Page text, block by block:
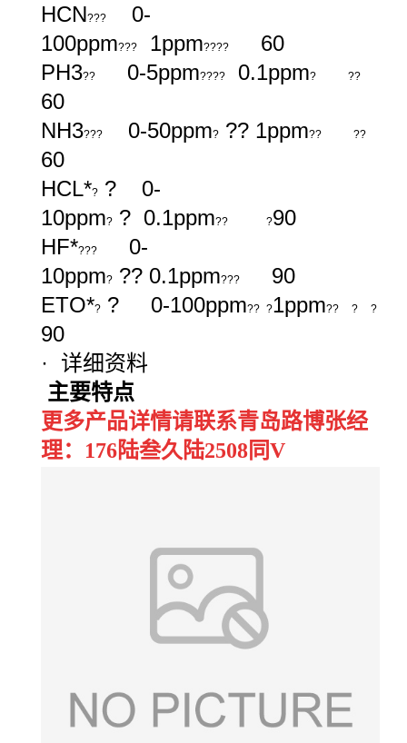
HCN???
0-
100ppm??? 1ppm????
60
PH3?? 0-5ppm???? 0.1ppm? ??
60
NH3??? 0-50ppm? ?? 1ppm?? ??
60
HCL*? ? 0-
10ppm? ? 0.1ppm?? ?90
HF*???
0-
10ppm? ?? 0.1ppm???
90
ETO*? ? 0-100ppm?? ?1ppm?? ? ?
90
· 详细资料
主要特点
更多产品详情请联系青岛路博张经
理：176陆叁久陆2508同V